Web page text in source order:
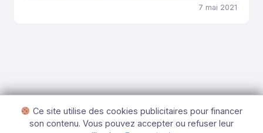
PlayStation Store, la firme japonaise est cette fois7 mai 2021
Ce site utilise des cookies publicitaires pour financer
son contenu. Vous pouvez accepter ou refuser leur